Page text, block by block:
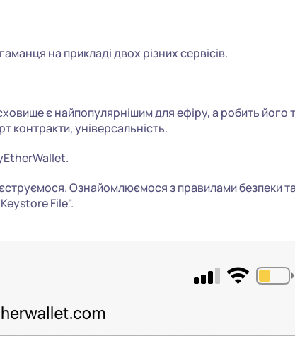
на прикладі двох різних сервісів.
є найпопулярнішим для ефіру, а робить його
контракти, універсальність.
Ознайомлюємося з правилами безпеки
File".